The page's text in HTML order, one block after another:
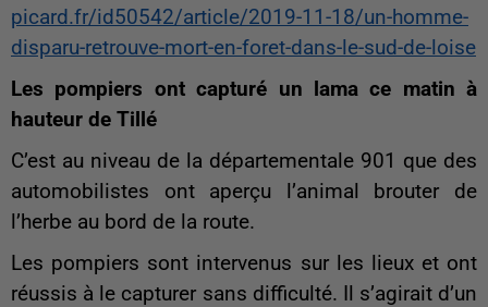
picard.fr/id50542/article/2019-11-18/un-homme-
disparu-retrouve-mort-en-foret-dans-le-sud-de-loise
Les pompiers ont capturé un lama ce matin à
hauteur de Tillé
C’est au niveau de la départementale 901 que des
automobilistes ont aperçu l’animal brouter de
l’herbe au bord de la route.
Les pompiers sont intervenus sur les lieux et ont
réussis à le capturer sans difficulté. Il s’agirait d’un